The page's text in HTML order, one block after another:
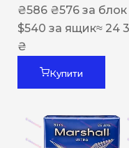
₴586 ₴576 за блок
$540 за ящик≈ 24
₴
Купити